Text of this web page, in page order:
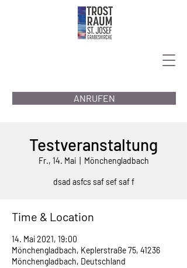
ANRUFEN
Testveranstaltung
Fr., 14. Mai
  |
Mönchengladbach
dsad asfcs saf sef saf f
Time & Location
14. Mai 2021, 19:00
Mönchengladbach, Keplerstraße 75, 41236
Mönchengladbach, Deutschland